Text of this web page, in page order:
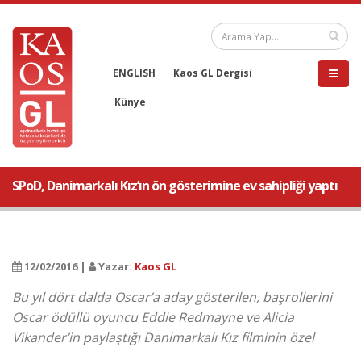
ENGLISH Kaos GL Dergisi
Künye
SPoD, Danimarkalı Kız’ın ön gösterimine ev sahipliği yaptı
12/02/2016 | Yazar: Kaos GL
Bu yıl dört dalda Oscar’a aday gösterilen, başrollerini
Oscar ödüllü oyuncu Eddie Redmayne ve Alicia
Vikander’in paylaştığı Danimarkalı Kız filminin özel